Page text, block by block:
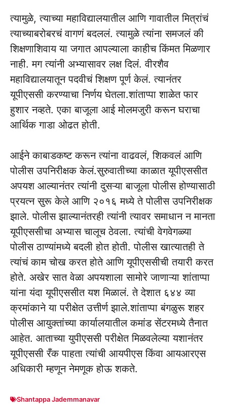
त्यामुळे, त्याच्या महाविद्यालयातील आणि गावातील मित्रांचं
त्याच्याबरोबरचं वागणं बदललं. त्यामुळे त्यांना समजलं की
शिक्षणाशिवाय या जगात आपल्याला काहीच किंमत मिळणार
नाही. मग त्यांनी अभ्यासावर लक्ष दिलं. वीरशैव
महाविद्यालयातून पदवीचं शिक्षण पूर्ण केलं. त्यानंतर
यूपीएससी करण्याचा निर्णय घेतला.शांताप्पा शाळेत फार
हुशार नव्हते. एका बाजूला आई मोलमजुरी करून घराचा
आर्थिक गाडा ओढत होती.
आईने काबाडकष्ट करून त्यांना वाढवलं, शिकवलं आणि
पोलीस उपनिरीक्षक केलं.सुरुवातीच्या काळात यूपीएससीत
अपयश आल्यानंतर त्यांनी दुसऱ्या बाजूला पोलीस होण्यासाठी
प्रयत्न सुरू केले आणि २०१६ मध्ये ते पोलीस उपनिरीक्षक
झाले. पोलीस झाल्यानंतरही त्यांनी त्यावर समाधान न मानता
यूपीएससीचा अभ्यास चालूच ठेवला. त्यांची वेगवेगळ्या
पोलीस ठाण्यांमध्ये बदली होत होती. पोलीस खात्यातही ते
त्यांचं काम चोख करत होते आणि यूपीएससीची तयारी करत
होते. अखेर सात वेळा अपयशाला सामोरे जाणाऱ्या शांताप्पा
यांना यंदा यूपीएससीत यश मिळालं. ते देशात ६४४ व्या
क्रमांकाने या परीक्षेत उत्तीर्ण झाले.शांताप्पा बंगळुरू शहर
पोलीस आयुक्तांच्या कार्यालयातील कमांड सेंटरमध्ये तैनात
आहेत. आताच्या युपीएससी परीक्षेत मिळवलेल्या यशानंतर
यूपीएससी रँक पाहता त्यांची आयपीएस किंवा आयआरएस
अधिकारी म्हणून नेमणूक होऊ शकते.
Shantappa Jademmanavar